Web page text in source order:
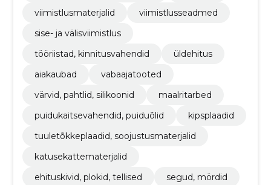
viimistlusmaterjalid
viimistlusseadmed
sise- ja välisviimistlus
tööriistad, kinnitusvahendid
üldehitus
aiakaubad
vabaajatooted
värvid, pahtlid, silikoonid
maalritarbed
puidukaitsevahendid, puiduõlid
kipsplaadid
tuuletõkkeplaadid, soojustusmaterjalid
katusekattematerjalid
ehituskivid, plokid, tellised
segud, mördid